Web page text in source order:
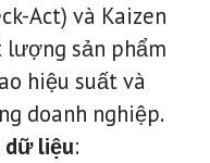
Act) và Kaizen
sản phẩm
hiệu suất và
doanh nghiệp.
dữ liệu: